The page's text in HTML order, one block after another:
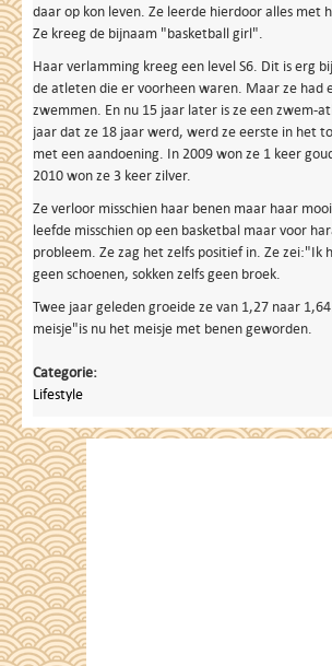
daar op kon leven. Ze leerde hierdoor alles met
Ze kreeg de bijnaam "basketball girl".
Haar verlamming kreeg een level S6. Dit is erg
de atleten die er voorheen waren. Maar ze had
zwemmen. En nu 15 jaar later is ze een zwem-
jaar dat ze 18 jaar werd, werd ze eerste in het
met een aandoening. In 2009 won ze 1 keer
2010 won ze 3 keer zilver.
Ze verloor misschien haar benen maar haar
leefde misschien op een basketbal maar voor
probleem. Ze zag het zelfs positief in. Ze zei:"Ik
geen schoenen, sokken zelfs geen broek.
Twee jaar geleden groeide ze van 1,27 naar
meisje"is nu het meisje met benen geworden.
Categorie:
Lifestyle